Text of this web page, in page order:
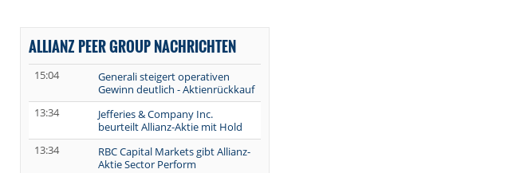
ALLIANZ PEER GROUP NACHRICHTEN
15:04
Generali steigert operativen
Gewinn deutlich - Aktienrückkauf
13:34
Jefferies & Company Inc.
beurteilt Allianz-Aktie mit Hold
13:34
RBC Capital Markets gibt Allianz-
Aktie Sector Perform